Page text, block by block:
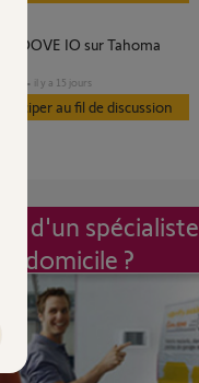
il y a 15 jours
Participer au fil de discussion
d'un spécialiste
domicile ?